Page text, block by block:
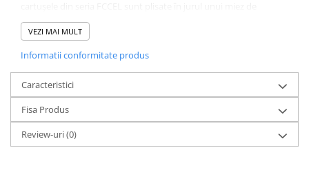
Carcase de schimb
Chei strangere
Cleme si suporti
Conectori si fitinguri
Componente filtre
Furtun
polipropilenă. Miezul dă cartușelor o rezistență suplimentară.
Cartușele din seria FCCEL oferă o capacitate deosebita
de viata a cartușului. Cartușele sunt caracterizate prin absorbția
excelentă a sedimentelor: nisip, praf, rugină și alte materii solide
în suspensie din apă. În plus, aceste cartușe de filtrare sunt
eficiente in a proteja cazanele și instalatiile .
Folosind medii sintetice 100% , FCCEL sunt cartuse lavabile și
reutilizabile.
Cartușele din seria FCCEL sunt de obicei utilizate ca prima etapa
de filtrare a apei potabile.
VEZI MAI MULT
Informatii conformitate produs
Caracteristici
Fisa Produs
Review-uri(0)